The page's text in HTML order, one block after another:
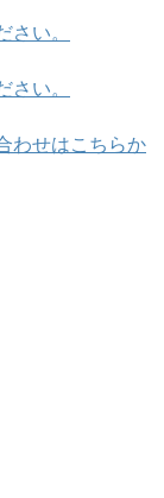
さい。
さい。
わせはこちらか